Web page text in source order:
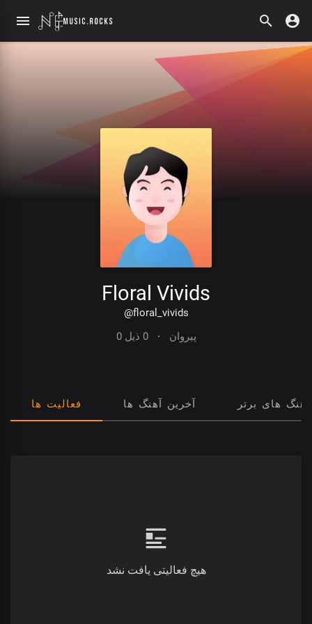
Floral Vivids
@floral_vivids
0 پیروان
· 0 ذیل
فعالیت ها آخرین آهنگ ها آهنگ های برتر
هیچ فعالیتی یافت نشد